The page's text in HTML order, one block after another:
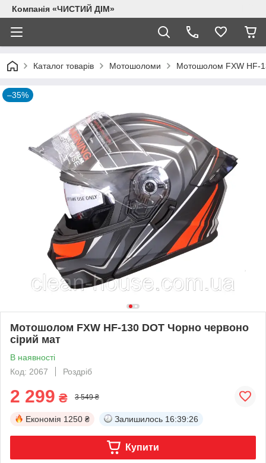
Компанія «ЧИСТИЙ ДІМ»
Каталог товарів Мотошоломи Мотошолом FXW HF-
–35%
Мотошолом FXW HF-130 DOT Чорно червоно
сірий мат
В наявності
Код: 2067
Роздріб
2 299 ₴ 3 549 ₴
Економія 1250 ₴ Залишилось 16:39:26
Купити